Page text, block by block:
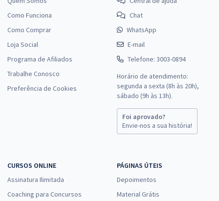
Como Funciona
Como Comprar
Loja Social
Programa de Afiliados
Trabalhe Conosco
Preferência de Cookies
Chat
WhatsApp
E-mail
Telefone: 3003-0894
Horário de atendimento:
segunda a sexta (8h às 20h),
sábado (9h às 13h).
Foi aprovado?
Envie-nos a sua história!
CURSOS ONLINE
Assinatura Ilimitada
Coaching para Concursos
PÁGINAS ÚTEIS
Depoimentos
Material Grátis